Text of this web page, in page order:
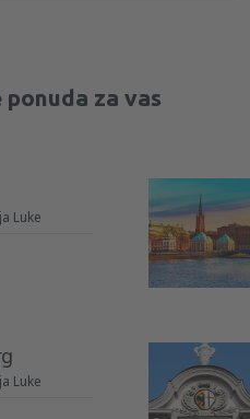
ponuda za vas
Luke
Luke